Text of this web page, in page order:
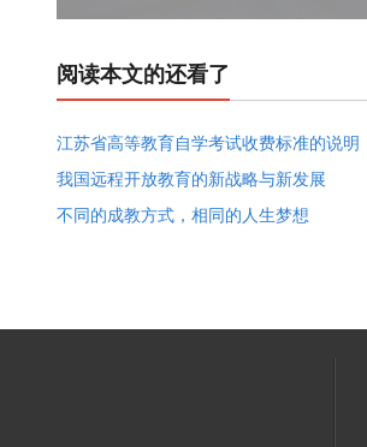
阅读本文的还看了
江苏省高等教育自学考试收费标准的说明
我国远程开放教育的新战略与新发展
不同的成教方式，相同的人生梦想